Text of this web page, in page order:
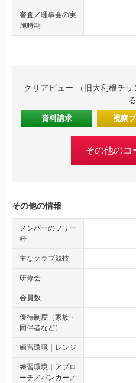
審査／理事会の実
施時期
クリアビュー （旧大利根チ
る
資料請求 視察
その他のコ
その他の情報
メンバーのフリー
枠
主なクラブ競技
研修会
会員数
優待制度（家族・
同伴者など）
練習環境｜レンジ
練習環境｜アプロ
ーチ／バンカー／